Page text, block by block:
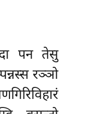
पन तेसु
रञ्ञो